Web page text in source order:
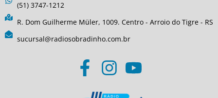
(51) 3747-1212
R. Dom Guilherme Müler, 1009. Centro - Arroio do Tigre - RS
sucursal@radiosobradinho.com.br